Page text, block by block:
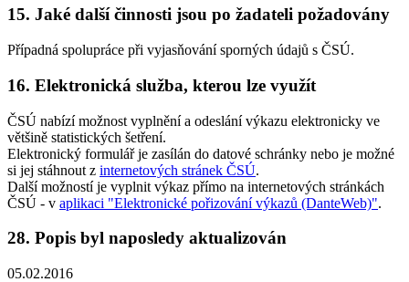
15. Jaké další činnosti jsou po žadateli požadovány
Případná spolupráce při vyjasňování sporných údajů s ČSÚ.
16. Elektronická služba, kterou lze využít
ČSÚ nabízí možnost vyplnění a odeslání výkazu elektronicky ve
většině statistických šetření.
Elektronický formulář je zasílán do datové schránky nebo je možné
si jej stáhnout z internetových stránek ČSÚ.
Další možností je vyplnit výkaz přímo na internetových stránkách
ČSÚ - v aplikaci "Elektronické pořizování výkazů (DanteWeb)".
28. Popis byl naposledy aktualizován
05.02.2016